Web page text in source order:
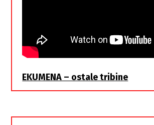
EKUMENA – ostale tribine